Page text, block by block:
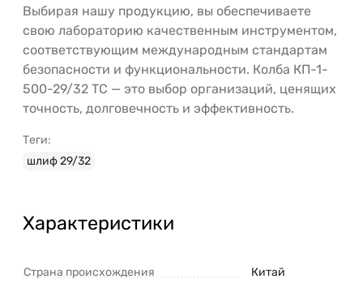
Выбирая нашу продукцию, вы обеспечиваете
свою лабораторию качественным инструментом,
соответствующим международным стандартам
безопасности и функциональности. Колба КП-1-
500-29/32 ТС — это выбор организаций, ценящих
точность, долговечность и эффективность.
Теги:
шлиф 29/32
Характеристики
Страна происхождения Китай